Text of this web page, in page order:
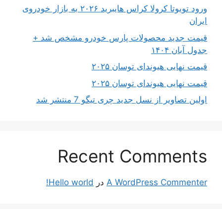
ورود تویوتا کرولا کراس هایبرید ۲۰۲۶ به بازار خودروی
ایران
قیمت جدید محصولات پارس خودرو مشخص شد +
جدول آبان ۱۴۰۴
قیمت نهایی هیوندای توسان ۲۰۲۵
قیمت نهایی هیوندای توسان ۲۰۲۵
اولین تصاویر از نسل جدید چری تیگو 7 منتشر شد
Recent Comments
A WordPress Commenter در Hello world!